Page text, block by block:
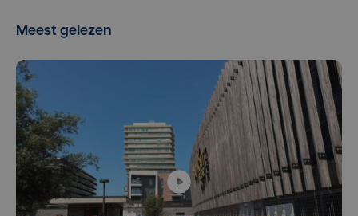
Meest gelezen